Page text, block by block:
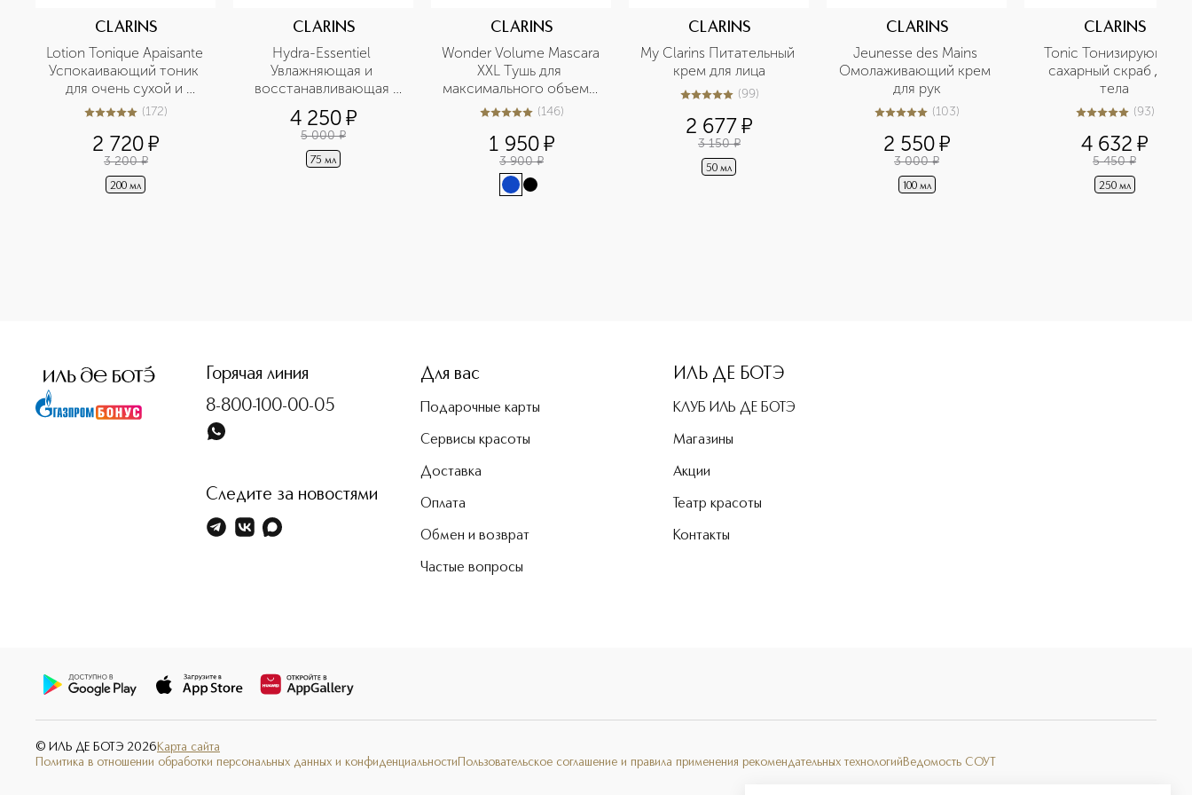
CLARINS
Lotion Tonique Apaisante
Успокаивающий тоник
для очень сухой и
чувствительной кожи
5из 5172 (172)
2 720¤
3 200 ¤
200 мл
CLARINS
Hydra-Essentiel
Увлажняющая и
восстанавливающая
4 250¤
5 000 ¤
75 мл
CLARINS
Wonder Volume Mascara
XXL Тушь для
максимального объема
ресниц
4.9из5146 (146)
1 950¤
3 900 ¤
CLARINS
My Clarins Питательный
крем для лица
4.9из599 (99)
2 677¤
3 150 ¤
50 мл
CLARINS
Jeunesse des Mains
Омолаживающий крем
для рук
5из 5103 (103)
2 550¤
3 000 ¤
100 мл
CLARINS
Tonic Тонизирующий
сахарный скраб для
тела
5из 593 (93)
4 632 ¤
5 450 ¤
250 мл
Горячая линия
8-800-100-00-05
Следите за новостями
Для вас
Подарочные карты
Сервисы красоты
Доставка
Оплата
Обмен и возврат
Частые вопросы
ИЛЬ ДЕ БОТЭ
КЛУБ ИЛЬ ДЕ БОТЭ
Магазины
Акции
Театр красоты
Контакты
© ИЛЬ ДЕ БОТЭ 2026 Карта сайта
Политика в отношении обработки персональных данных и конфиденциальности Пользовательское соглашение и правила применения рекомендательных технологий Ведомость СОУТ